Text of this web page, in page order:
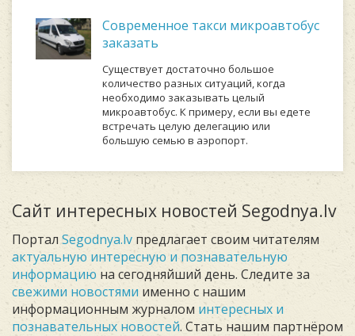
Современное такси микроавтобус
заказать
Существует достаточно большое
количество разных ситуаций, когда
необходимо заказывать целый
микроавтобус. К примеру, если вы едете
встречать целую делегацию или
большую семью в аэропорт.
Сайт интересных новостей Segodnya.lv
Портал Segodnya.lv предлагает своим читателям
актуальную интересную и познавательную
информацию на сегодняйший день. Следите за
свежими новостями именно с нашим
информационным журналом интересных и
познавательных новостей. Стать нашим партнёром